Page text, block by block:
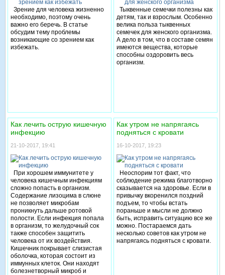
Зрение для человека жизненно
необходимо, поэтому очень
важно его беречь. В статье
обсудим тему проблемы
возникающие со зрением как
избежать.
Тыквенные семечки полезны как
детям, так и взрослым. Особенно
велика польза тыквенных
семечек для женского организма.
А дело в том, что в составе семян
имеются вещества, которые
способны оздоровить весь
организм.
Как лечить острую кишечную
инфекцию
21-10-2017, 19:41
При хорошем иммунитете у
человека кишечным инфекциям
сложно попасть в организм.
Содержание лизоцима в слюне
не позволяет микробам
проникнуть дальше ротовой
полости. Если инфекция попала
в организм, то желудочный сок
также способен защитить
человека от их воздействия.
Кишечник покрывает слизистая
оболочка, которая состоит из
иммунных клеток. Они находят
болезнетворный микроб и
Как утром не напрягаясь
подняться с кровати
16-10-2017, 19:23
Неоспорим тот факт, что
соблюдение режима благотворно
сказывается на здоровье. Если в
привычку вкоренился поздний
подъем, то чтобы встать
пораньше и мысли не должно
быть, исправить ситуацию все же
можно. Постараемся дать
несколько советов как утром не
напрягаясь подняться с кровати.